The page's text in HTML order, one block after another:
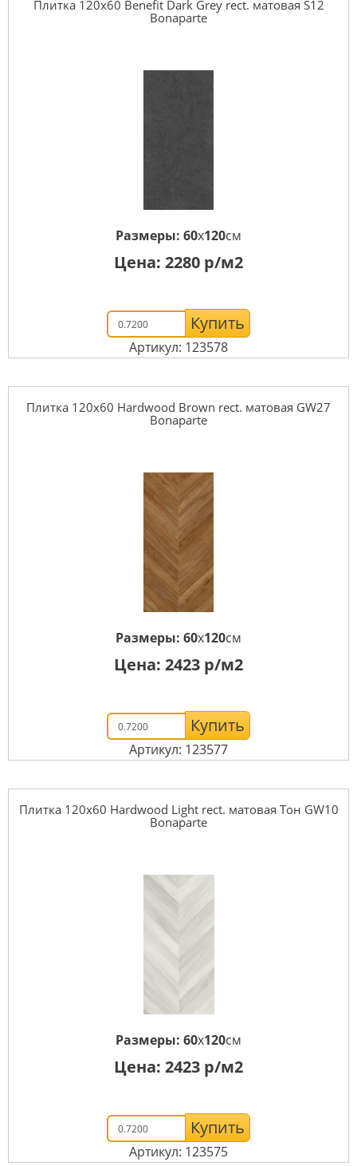
Плитка 120x60 Benefit Dark Grey rect. матовая S12
Bonaparte
Размеры: 60x120см
Цена: 2280 р/м2
Купить
Артикул: 123578
Плитка 120x60 Hardwood Brown rect. матовая GW27
Bonaparte
Размеры: 60x120см
Цена: 2423 р/м2
Купить
Артикул: 123577
Плитка 120x60 Hardwood Light rect. матовая Тон GW10
Bonaparte
Размеры: 60x120см
Цена: 2423 р/м2
Купить
Артикул: 123575